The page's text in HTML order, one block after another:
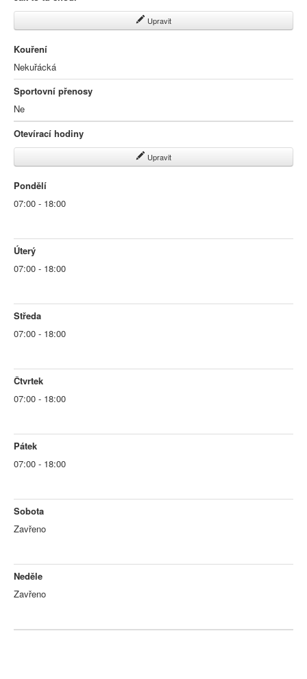
Upravit
Kouření
Nekuřácká
Sportovní přenosy
Ne
Otevírací hodiny
Upravit
Pondělí
07:00 - 18:00
Úterý
07:00 - 18:00
Středa
07:00 - 18:00
Čtvrtek
07:00 - 18:00
Pátek
07:00 - 18:00
Sobota
Zavřeno
Neděle
Zavřeno